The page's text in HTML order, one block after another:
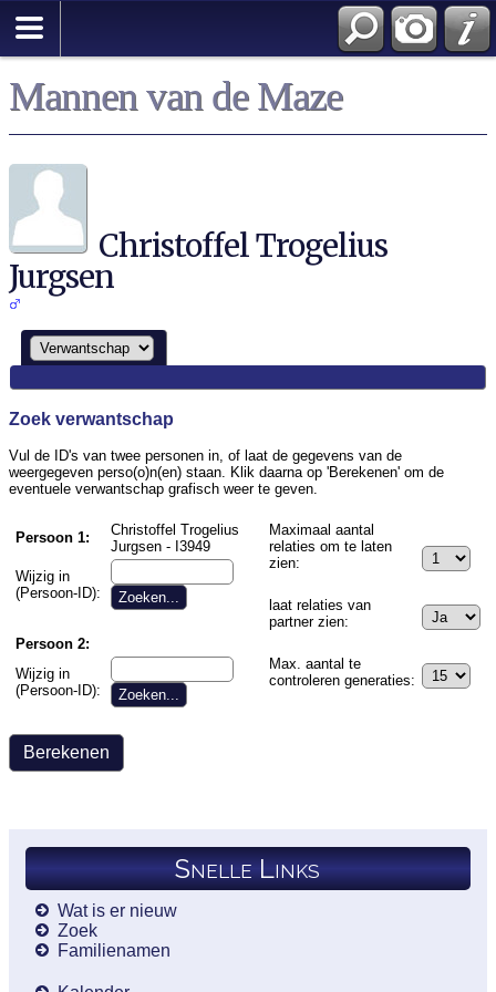
Mannen van de Maze
Christoffel Trogelius
Jurgsen
Zoek verwantschap
Vul de ID's van twee personen in, of laat de gegevens van de
weergegeven perso(o)n(en) staan. Klik daarna op 'Berekenen' om de
eventuele verwantschap grafisch weer te geven.
Persoon 1:
Christoffel Trogelius
Jurgsen - I3949
Wijzig in
(Persoon-ID):
Persoon 2:
Wijzig in
(Persoon-ID):
Maximaal aantal
relaties om te laten
zien:
laat relaties van
partner zien:
Max. aantal te
controleren generaties:
Snelle Links
Wat is er nieuw
Zoek
Familienamen